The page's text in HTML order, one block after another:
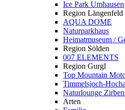
Ice Park Umhausen
Region Längenfeld
AQUA DOME
Naturparkhaus
Heimatmuseum /
Region Sölden
007 ELEMENTS
Region Gurgl
Top Mountain
Timmelsjoch-
Naturlounge
Arten